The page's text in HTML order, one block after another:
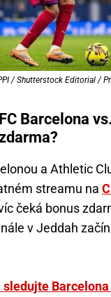
/ Shutterstock Editorial /
Barcelona
a Athletic
streamu na
čeká bonus
v Jeddah
sledujte